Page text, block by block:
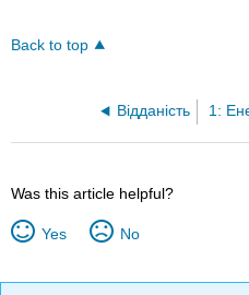
Back to top
Відданість
Was this article helpful?
Yes No